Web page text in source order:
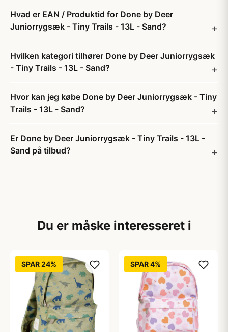
Hvad er EAN / Produktid for Done by Deer
Juniorrygsæk - Tiny Trails - 13L - Sand?
Hvilken kategori tilhører Done by Deer Juniorrygsæk
- Tiny Trails - 13L - Sand?
Hvor kan jeg købe Done by Deer Juniorrygsæk - Tiny
Trails - 13L - Sand?
Er Done by Deer Juniorrygsæk - Tiny Trails - 13L -
Sand på tilbud?
Du er måske interesseret i
SPAR 24% SPAR 4%